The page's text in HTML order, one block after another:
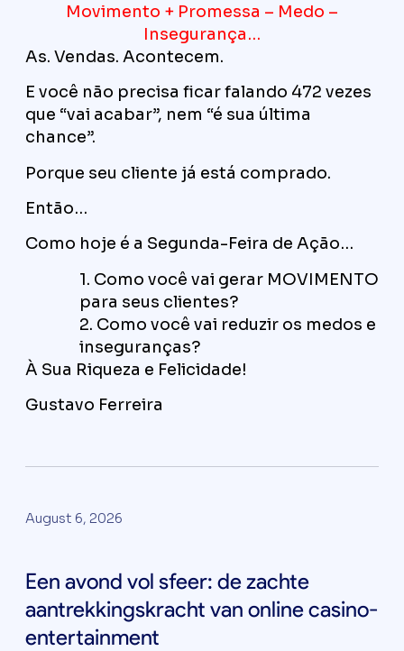
Movimento + Promessa – Medo –
Insegurança…
As. Vendas. Acontecem.
E você não precisa ficar falando 472 vezes
que “vai acabar”, nem “é sua última
chance”.
Porque seu cliente já está comprado.
Então…
Como hoje é a Segunda-Feira de Ação…
1. Como você vai gerar MOVIMENTO
para seus clientes?
2. Como você vai reduzir os medos e
inseguranças?
À Sua Riqueza e Felicidade!
Gustavo Ferreira
August 6, 2026
Een avond vol sfeer: de zachte
aantrekkingskracht van online casino-
entertainment